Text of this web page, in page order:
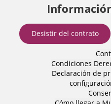
Desistir del contrato
Condiciones
Declaración de